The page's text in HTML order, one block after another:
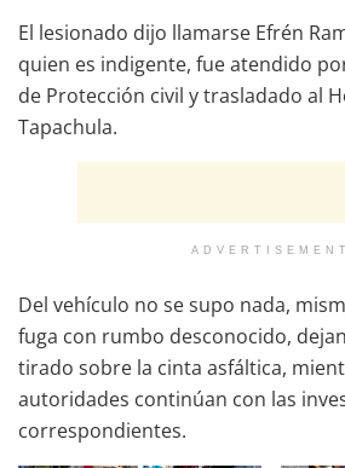
El lesionado dijo llamarse Efrén
quien es indigente, fue atendido
de Protección civil y trasladado al
Tapachula.
ADVERTISEMENT
Del vehículo no se supo nada,
fuga con rumbo desconocido,
tirado sobre la cinta asfáltica,
autoridades continúan con las
correspondientes.